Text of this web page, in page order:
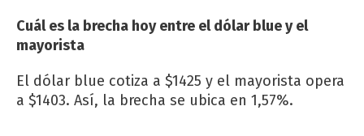
Cuál es la brecha hoy entre el dólar blue y el
mayorista
El dólar blue cotiza a $1425 y el mayorista opera
a $1403. Así, la brecha se ubica en 1,57%.